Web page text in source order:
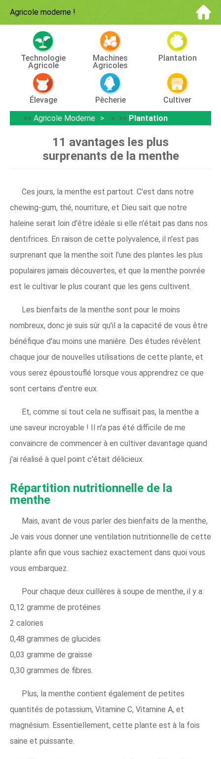
Agricole moderne !
Technologie
Agricole
Machines
Agricoles
Plantation
Élevage Pêcherie
Cultiver
>> Agricole Moderne > >> Plantation
11 avantages les plus
surprenants de la menthe
Ces jours, la menthe est partout. C'est dans notre
chewing-gum, thé, nourriture, et Dieu sait que notre
haleine serait loin d'être idéale si elle n'était pas dans nos
dentifrices. En raison de cette polyvalence, il n'est pas
surprenant que la menthe soit l'une des plantes les plus
populaires jamais découvertes, et que la menthe poivrée
est le cultivar le plus courant que les gens cultivent.
Les bienfaits de la menthe sont pour le moins
nombreux, donc je suis sûr qu'il a la capacité de vous être
bénéfique d'au moins une manière. Des études révèlent
chaque jour de nouvelles utilisations de cette plante, et
vous serez époustouflé lorsque vous apprendrez ce que
sont certains d'entre eux.
Et, comme si tout cela ne suffisait pas, la menthe a
une saveur incroyable ! Il n'a pas été difficile de me
convaincre de commencer à en cultiver davantage quand
j'ai réalisé à quel point c'était délicieux.
Répartition nutritionnelle de la
menthe
Mais, avant de vous parler des bienfaits de la menthe,
Je vais vous donner une ventilation nutritionnelle de cette
plante afin que vous sachiez exactement dans quoi vous
vous embarquez.
Pour chaque deux cuillères à soupe de menthe, il y a:
0,12 gramme de protéines
2 calories
0,48 grammes de glucides
0,03 gramme de graisse
0,30 grammes de fibres.
Plus, la menthe contient également de petites
quantités de potassium, Vitamine C, Vitamine A, et
magnésium. Essentiellement, cette plante est à la fois
saine et puissante.